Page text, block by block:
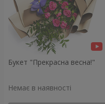
Букет "Прекрасна весна!"
Немає в наявності